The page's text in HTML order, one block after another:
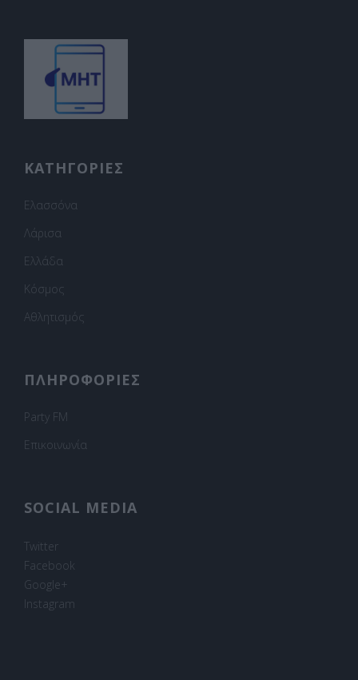
ΚΑΤΗΓΟΡΙΕΣ
Ελασσόνα
Λάρισα
Ελλάδα
Κόσμος
Αθλητισμός
ΠΛΗΡΟΦΟΡΙΕΣ
Party FM
Επικοινωνία
SOCIAL MEDIA
Twitter
Facebook
Google+
Instagram